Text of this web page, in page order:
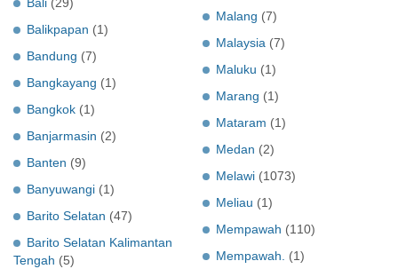
Balikpapan (1)
Bandung (7)
Bangkayang (1)
Bangkok (1)
Banjarmasin (2)
Banten (9)
Banyuwangi (1)
Barito Selatan (47)
Barito Selatan Kalimantan
Tengah (5)
Malang (7)
Malaysia (7)
Maluku (1)
Marang (1)
Mataram (1)
Medan (2)
Melawi (1073)
Meliau (1)
Mempawah (110)
Mempawah.
(1)